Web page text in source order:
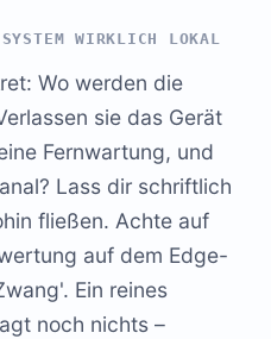
WIRKLICH LOKAL
Wo werden die
sie das Gerät
Fernwartung, und
Lass dir schriftlich
fließen. Achte auf
auf dem Edge-
Ein reines
noch nichts –